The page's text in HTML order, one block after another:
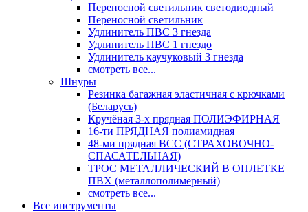
Переносной светильник светодиодный
Переносной светильник
Удлинитель ПВС 3 гнезда
Удлинитель ПВС 1 гнездо
Удлинитель каучуковый 3 гнезда
смотреть все...
Шнуры
Резинка багажная эластичная с крючками
(Беларусь)
Кручёная 3-х прядная ПОЛИЭФИРНАЯ
16-ти ПРЯДНАЯ полиамидная
48-ми прядная ВСС (СТРАХОВОЧНО-
СПАСАТЕЛЬНАЯ)
ТРОС МЕТАЛЛИЧЕСКИЙ В ОПЛЕТКЕ
ПВХ (металлополимерный)
смотреть все...
Все инструменты